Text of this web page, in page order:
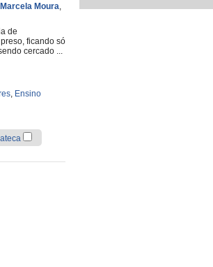
Marcela Moura,
de
ficando só
cercado ...
, Ensino